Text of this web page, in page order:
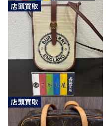
店頭買取
店頭買取